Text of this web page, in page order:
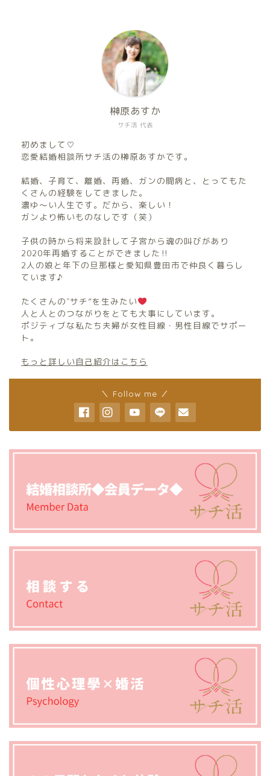
サチ活 代表
榊原あすか
初めまして♡
恋愛結婚相談所サチ活の榊原あすかです。
結婚、子育て、離婚、再婚、ガンの闘病と、とってもた
くさんの経験をしてきました。
濃ゆ〜い人生です。だから、楽しい！
ガンより怖いものなしです（笑）
子供の時から将来設計して子宮から魂の叫びがあり
2020年再婚することができました‼︎
2人の娘と年下の旦那様と愛知県豊田市で仲良く暮らし
ています♪
たくさんの″サチ”を生みたい
人と人とのつながりをとても大事にしています。
ポジティブな私たち夫婦が女性目線・男性目線でサポー
ト。
もっと詳しい自己紹介はこちら
＼ Follow me ／